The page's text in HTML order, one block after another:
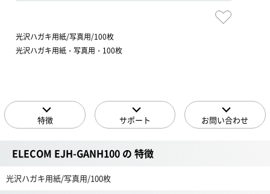
光沢ハガキ用紙/写真用/100枚
光沢ハガキ用紙・写真用・100枚
特徴 サポート お問い合わせ
ELECOM EJH-GANH100 の 特徴
光沢ハガキ用紙/写真用/100枚